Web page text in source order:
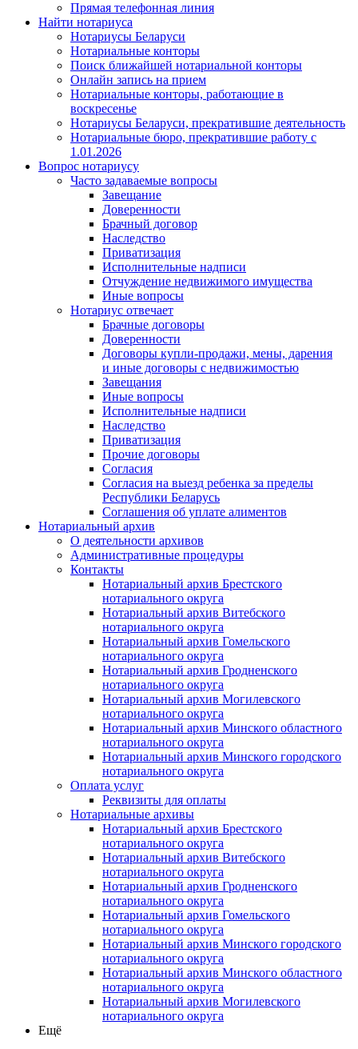
Прямая телефонная линия
Найти нотариуса
Нотариусы Беларуси
Нотариальные конторы
Поиск ближайшей нотариальной конторы
Онлайн запись на прием
Нотариальные конторы, работающие в
воскресенье
Нотариусы Беларуси, прекратившие деятельность
Нотариальные бюро, прекратившие работу с
1.01.2026
Вопрос нотариусу
Часто задаваемые вопросы
Завещание
Доверенности
Брачный договор
Наследство
Приватизация
Исполнительные надписи
Отчуждение недвижимого имущества
Иные вопросы
Нотариус отвечает
Брачные договоры
Доверенности
Договоры купли-продажи, мены, дарения
и иные договоры с недвижимостью
Завещания
Иные вопросы
Исполнительные надписи
Наследство
Приватизация
Прочие договоры
Согласия
Согласия на выезд ребенка за пределы
Республики Беларусь
Соглашения об уплате алиментов
Нотариальный архив
О деятельности архивов
Административные процедуры
Контакты
Нотариальный архив Брестского
нотариального округа
Нотариальный архив Витебского
нотариального округа
Нотариальный архив Гомельского
нотариального округа
Нотариальный архив Гродненского
нотариального округа
Нотариальный архив Могилевского
нотариального округа
Нотариальный архив Минского областного
нотариального округа
Нотариальный архив Минского городского
нотариального округа
Оплата услуг
Реквизиты для оплаты
Нотариальные архивы
Нотариальный архив Брестского
нотариального округа
Нотариальный архив Витебского
нотариального округа
Нотариальный архив Гродненского
нотариального округа
Нотариальный архив Гомельского
нотариального округа
Нотариальный архив Минского городского
нотариального округа
Нотариальный архив Минского областного
нотариального округа
Нотариальный архив Могилевского
нотариального округа
Ещё